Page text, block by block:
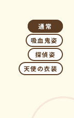
通常
吸血鬼姿
探偵姿
天使の衣装